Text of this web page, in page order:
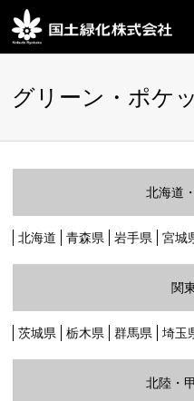
観葉植物レンタル
造園・解体
グリーン・ポケ
北海道
北海道 青森県 岩手県 宮城
関
茨城県 栃木県 群馬県 埼玉
北陸・